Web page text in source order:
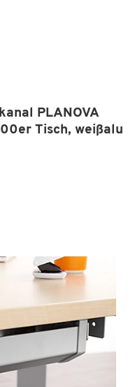
PLANOVA
Tisch, weißalu